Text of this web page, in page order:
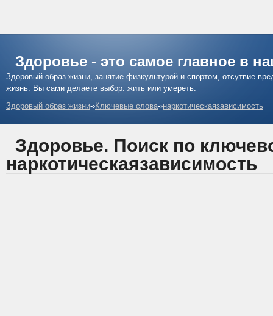
Здоровье - это самое главное в
Здоровый образ жизни, занятие физкультурой и спортом, отсутвие
жизнь. Вы сами делаете выбор: жить или умереть.
Здоровый образ жизни-›Ключевые слова-›наркотическаязависимость
Здоровье. Поиск по
наркотическаязависимость